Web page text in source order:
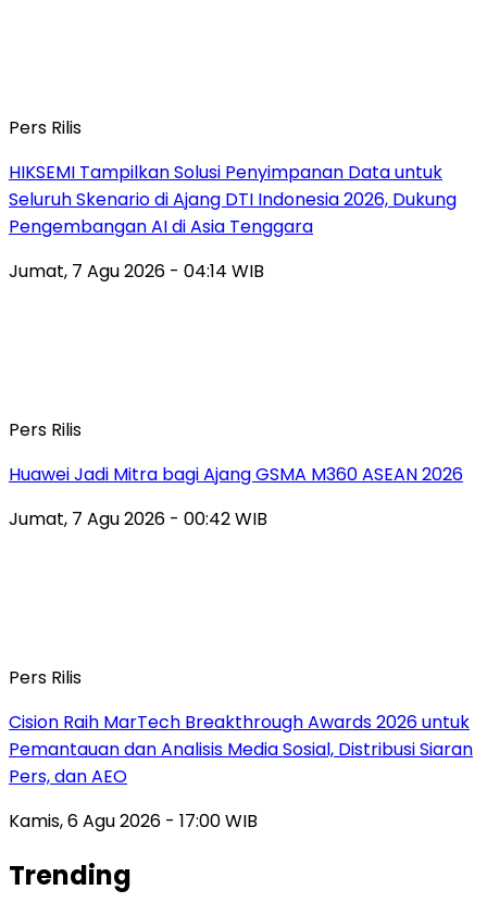
Pers Rilis
HIKSEMI Tampilkan Solusi Penyimpanan Data untuk
Seluruh Skenario di Ajang DTI Indonesia 2026, Dukung
Pengembangan AI di Asia Tenggara
Jumat, 7 Agu 2026 - 04:14 WIB
Pers Rilis
Huawei Jadi Mitra bagi Ajang GSMA M360 ASEAN 2026
Jumat, 7 Agu 2026 - 00:42 WIB
Pers Rilis
Cision Raih MarTech Breakthrough Awards 2026 untuk
Pemantauan dan Analisis Media Sosial, Distribusi Siaran
Pers, dan AEO
Kamis, 6 Agu 2026 - 17:00 WIB
Trending